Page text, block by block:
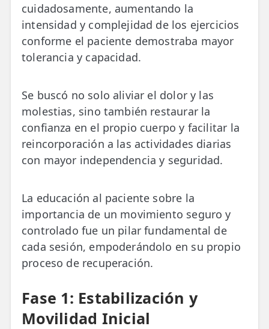
cuidadosamente, aumentando la
intensidad y complejidad de los ejercicios
conforme el paciente demostraba mayor
tolerancia y capacidad.
Se buscó no solo aliviar el dolor y las
molestias, sino también restaurar la
confianza en el propio cuerpo y facilitar la
reincorporación a las actividades diarias
con mayor independencia y seguridad.
La educación al paciente sobre la
importancia de un movimiento seguro y
controlado fue un pilar fundamental de
cada sesión, empoderándolo en su propio
proceso de recuperación.
Fase 1: Estabilización y
Movilidad Inicial